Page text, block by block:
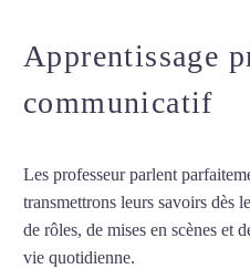
Apprentissage
communicatif
Les professeur parlent
transmettrons leurs savoirs dès
de rôles, de mises en scènes et
vie quotidienne.